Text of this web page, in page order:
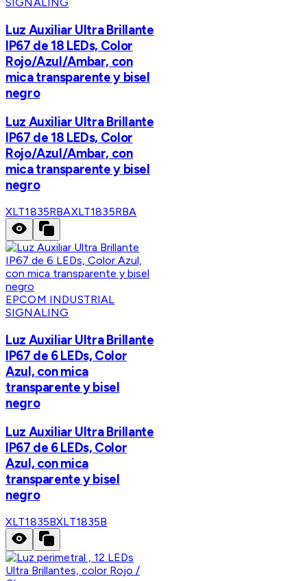
Luz Auxiliar Ultra Brillante
IP67 de 18 LEDs, Color
Rojo/Azul/Ambar, con
mica transparente y bisel
negro
Luz Auxiliar Ultra Brillante
IP67 de 18 LEDs, Color
Rojo/Azul/Ambar, con
mica transparente y bisel
negro
XLT1835RBAXLT1835RBA
EPCOM INDUSTRIAL
SIGNALING
Luz Auxiliar Ultra Brillante
IP67 de 6 LEDs, Color
Azul, con mica
transparente y bisel
negro
Luz Auxiliar Ultra Brillante
IP67 de 6 LEDs, Color
Azul, con mica
transparente y bisel
negro
XLT1835BXLT1835B